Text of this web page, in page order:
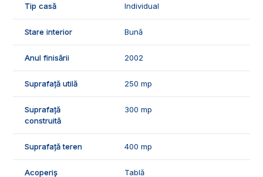
🛠️Casa se vinde mobilata si utilata, dispune de finisaje de
buna calitate:
- gresie si faianta;
- parchet de laminat;
- obiecte sanitare;
- mobilier.
investitorilor care doresc o casa complet mobilata si utilata,
intr-o zona foarte frumosa cu potential turistic.
📞Pentru mai multe detalii sau pentru programarea unei
vizionari, suntem disponibili pentru dumneavostra, Echipa
Exclusiv Imobiliare Alba!
Tip casă Individual
Stare interior Bună
Anul finisării 2002
Suprafață utilă 250 mp
Suprafață
construită
300 mp
Suprafață teren 400 mp
Acoperiș Tablă